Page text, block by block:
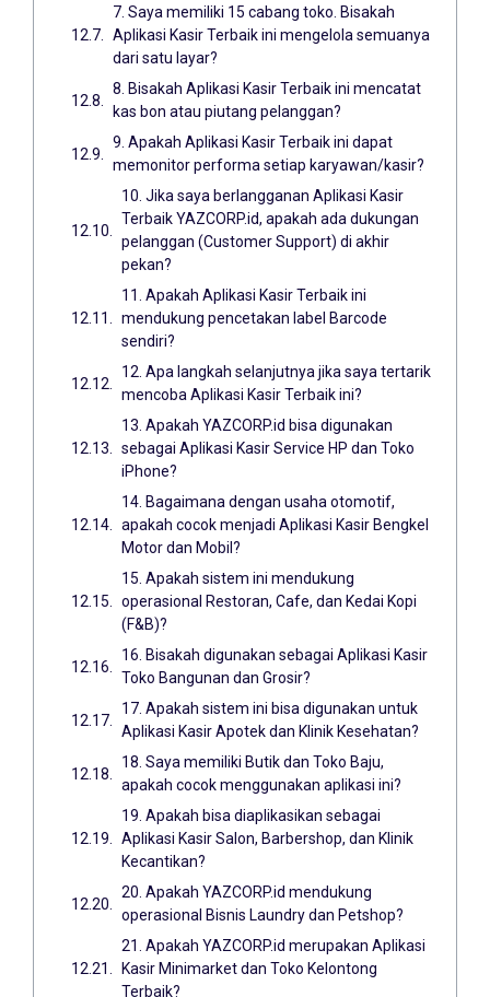
7. Saya memiliki 15 cabang toko. Bisakah
Aplikasi Kasir Terbaik ini mengelola semuanya
dari satu layar?
8. Bisakah Aplikasi Kasir Terbaik ini mencatat
kas bon atau piutang pelanggan?
9. Apakah Aplikasi Kasir Terbaik ini dapat
memonitor performa setiap karyawan/kasir?
10. Jika saya berlangganan Aplikasi Kasir
Terbaik YAZCORP.id, apakah ada dukungan
pelanggan (Customer Support) di akhir
pekan?
11. Apakah Aplikasi Kasir Terbaik ini
mendukung pencetakan label Barcode
sendiri?
12. Apa langkah selanjutnya jika saya tertarik
mencoba Aplikasi Kasir Terbaik ini?
13. Apakah YAZCORP.id bisa digunakan
sebagai Aplikasi Kasir Service HP dan Toko
iPhone?
14. Bagaimana dengan usaha otomotif,
apakah cocok menjadi Aplikasi Kasir Bengkel
Motor dan Mobil?
15. Apakah sistem ini mendukung
operasional Restoran, Cafe, dan Kedai Kopi
(F&B)?
16. Bisakah digunakan sebagai Aplikasi Kasir
Toko Bangunan dan Grosir?
17. Apakah sistem ini bisa digunakan untuk
Aplikasi Kasir Apotek dan Klinik Kesehatan?
18. Saya memiliki Butik dan Toko Baju,
apakah cocok menggunakan aplikasi ini?
19. Apakah bisa diaplikasikan sebagai
Aplikasi Kasir Salon, Barbershop, dan Klinik
Kecantikan?
20. Apakah YAZCORP.id mendukung
operasional Bisnis Laundry dan Petshop?
21. Apakah YAZCORP.id merupakan Aplikasi
Kasir Minimarket dan Toko Kelontong
Terbaik?